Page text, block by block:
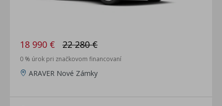
18 990 € 22 280 €
0 % úrok pri značkovom financovaní
ARAVER Nové Zámky